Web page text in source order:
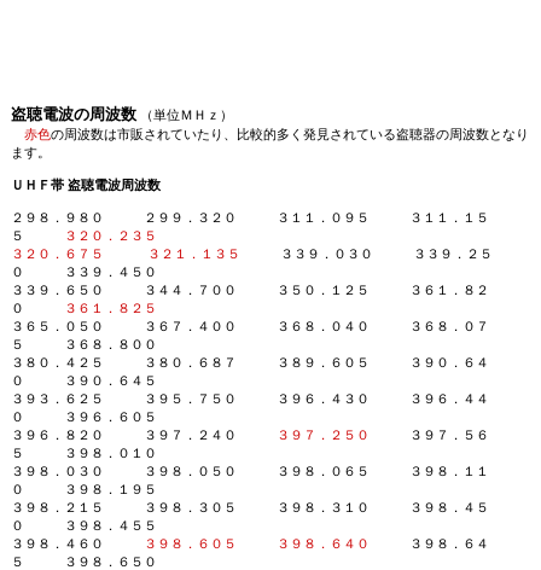
盗聴電波の周波数
（単位ＭＨｚ）
赤色の周波数は市販されていたり、比較的多く発見されている盗聴器の周波数となり
ます。
ＵＨＦ帯 盗聴電波周波数
２９８．９８０ ２９９．３２０ ３１１．０９５ ３１１．１５
５
３２０．２３５
３２０．６７５
３２１．１３５
３３９．０３０ ３３９．２５
０ ３３９．４５０
３３９．６５０ ３４４．７００ ３５０．１２５ ３６１．８２
０
３６１．８２５
３６５．０５０ ３６７．４００ ３６８．０４０ ３６８．０７
５ ３６８．８００
３８０．４２５ ３８０．６８７ ３８９．６０５ ３９０．６４
０ ３９０．６４５
３９３．６２５ ３９５．７５０ ３９６．４３０ ３９６．４４
０ ３９６．６０５
３９６．８２０ ３９７．２４０
３９７．２５０
３９７．５６
５ ３９８．０１０
３９８．０３０ ３９８．０５０ ３９８．０６５ ３９８．１１
０ ３９８．１９５
３９８．２１５ ３９８．３０５ ３９８．３１０ ３９８．４５
０ ３９８．４５５
３９８．４６０
３９８．６０５ ３９８．６４０
３９８．６４
５ ３９８．６５０